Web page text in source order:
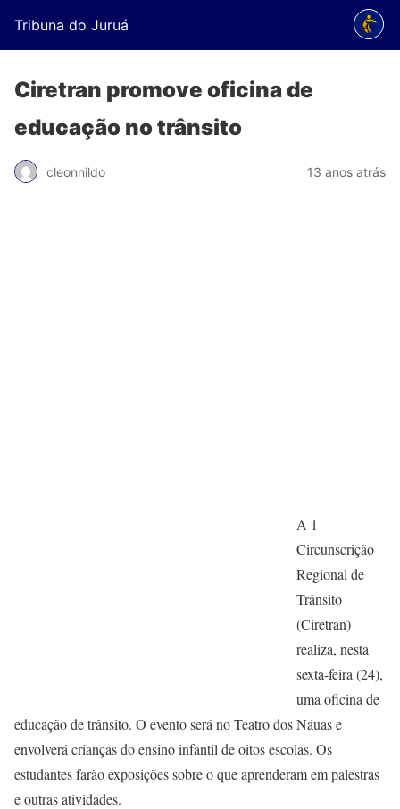
Tribuna do Juruá
Ciretran promove oficina de
educação no trânsito
cleonnildo 13 anos atrás
A 1
Circunscrição
Regional de
Trânsito
(Ciretran)
realiza, nesta
sexta-feira (24),
uma oficina de
educação de trânsito. O evento será no Teatro dos Náuas e
envolverá crianças do ensino infantil de oitos escolas. Os
estudantes farão exposições sobre o que aprenderam em palestras
e outras atividades.